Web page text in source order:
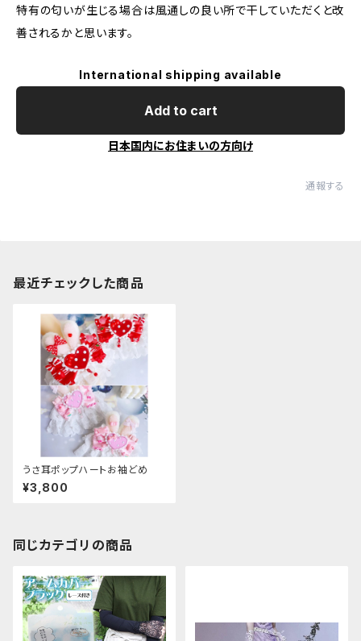
特有の匂いが生じる場合は風通しの良い所で干していただくと改
善されるかと思います。
International shipping available
Add to cart
日本国内にお住まいの方向け
通報する
最近チェックした商品
うさ耳ポップハートお袖どめ
¥3,800
同じカテゴリの商品